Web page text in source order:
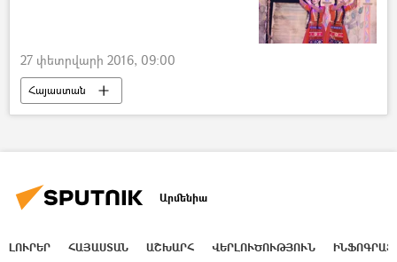
27 փետրվարի 2016, 09:00
Հայաստան
Արմենիա
ԼՈՒՐԵՐ ՀԱՅԱՍՏԱՆ ԱՇԽԱՐՀ ՎԵՐԼՈՒԾՈՒԹՅՈՒՆ